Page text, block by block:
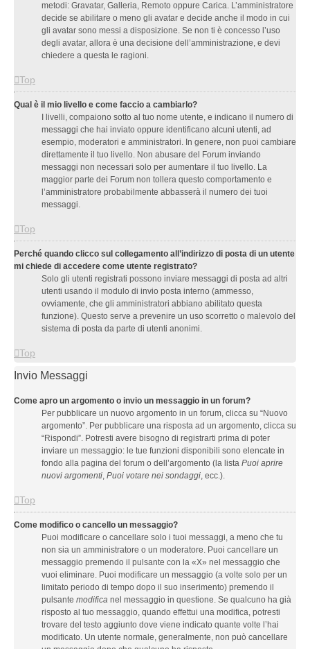
metodi: Gravatar, Galleria, Remoto oppure Carica. L’amministratore
decide se abilitare o meno gli avatar e decide anche il modo in cui
gli avatar sono messi a disposizione. Se non ti è concesso l’uso
degli avatar, allora è una decisione dell’amministrazione, e devi
chiedere a questa le ragioni.
Top
Qual è il mio livello e come faccio a cambiarlo?
I livelli, compaiono sotto al tuo nome utente, e indicano il numero di
messaggi che hai inviato oppure identificano alcuni utenti, ad
esempio, moderatori e amministratori. In genere, non puoi cambiare
direttamente il tuo livello. Non abusare del Forum inviando
messaggi non necessari solo per aumentare il tuo livello. La
maggior parte dei Forum non tollera questo comportamento e
l’amministratore probabilmente abbasserà il numero dei tuoi
messaggi.
Top
Perché quando clicco sul collegamento all’indirizzo di posta di un utente
mi chiede di accedere come utente registrato?
Solo gli utenti registrati possono inviare messaggi di posta ad altri
utenti usando il modulo di invio posta interno (ammesso,
ovviamente, che gli amministratori abbiano abilitato questa
funzione). Questo serve a prevenire un uso scorretto o malevolo del
sistema di posta da parte di utenti anonimi.
Top
Invio Messaggi
Come apro un argomento o invio un messaggio in un forum?
Per pubblicare un nuovo argomento in un forum, clicca su “Nuovo
argomento”. Per pubblicare una risposta ad un argomento, clicca su
“Rispondi”. Potresti avere bisogno di registrarti prima di poter
inviare un messaggio: le tue funzioni disponibili sono elencate in
fondo alla pagina del forum o dell’argomento (la lista Puoi aprire
nuovi argomenti, Puoi votare nei sondaggi, ecc.).
Top
Come modifico o cancello un messaggio?
Puoi modificare o cancellare solo i tuoi messaggi, a meno che tu
non sia un amministratore o un moderatore. Puoi cancellare un
messaggio premendo il pulsante con la «X» nel messaggio che
vuoi eliminare. Puoi modificare un messaggio (a volte solo per un
limitato periodo di tempo dopo il suo inserimento) premendo il
pulsante modifica nel messaggio in questione. Se qualcuno ha già
risposto al tuo messaggio, quando effettui una modifica, potresti
trovare del testo aggiunto dove viene indicato quante volte l’hai
modificato. Un utente normale, generalmente, non può cancellare